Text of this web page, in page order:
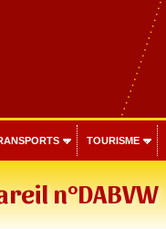
TOURISME
n°DABVW